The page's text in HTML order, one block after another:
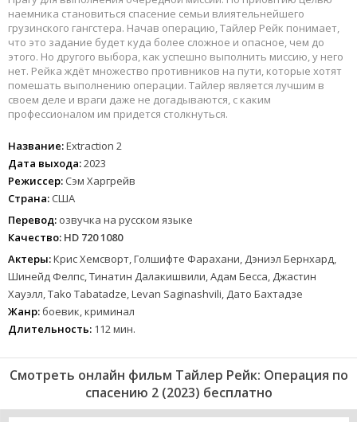
наемника становиться спасение семьи влиятельнейшего
грузинского гангстера. Начав операцию, Тайлер Рейк понимает,
что это задание будет куда более сложное и опасное, чем до
этого. Но другого выбора, как успешно выполнить миссию, у него
нет. Рейка ждёт множество противников на пути, которые хотят
помешать выполнению операции. Тайлер является лучшим в
своем деле и враги даже не догадываются, с каким
профессионалом им придется столкнуться.
Название:Extraction 2
Дата выхода:2023
Режиссер: Сэм Харгрейв
Страна: США
Перевод: озвучка на русском языке
Качество: HD 720 1080
Актеры:Крис Хемсворт, Голшифте Фарахани, Дэниэл Бернхард,
Шинейд Фелпс, Тинатин Далакишвили, Адам Бесса, Джастин
Хауэлл, Tako Tabatadze, Levan Saginashvili, Дато Бахтадзе
Жанр: боевик, криминал
Длительность: 112 мин.
Смотреть онлайн фильм Тайлер Рейк: Операция по
спасению 2 (2023) бесплатно